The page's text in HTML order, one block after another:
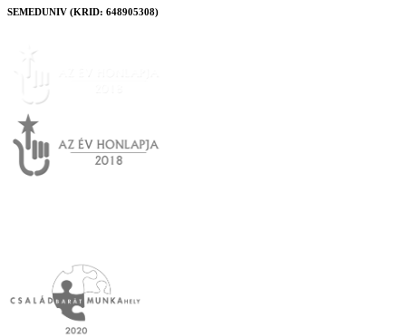
SEMEDUNIV (KRID: 648905308)